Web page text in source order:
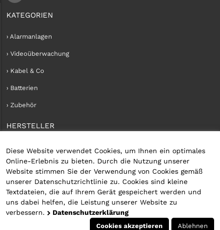
Diese Website verwendet Cookies, um Ihnen ein optimales
Online-Erlebnis zu bieten. Durch die Nutzung unserer
Website stimmen Sie der Verwendung von Cookies gemäß
unserer Datenschutzrichtlinie zu. Cookies sind kleine
Textdateien, die auf Ihrem Gerät gespeichert werden und
uns dabei helfen, die Leistung unserer Website zu
verbessern.
Datenschutzerklärung
Cookies akzeptieren Ablehnen
KATEGORIEN
› Alarmanlagen
› Videoüberwachung
› Kabel & Co
› Batterien
› Zubehör
HERSTELLER
› iConnect
KUNDENKONTO
› Kundenservice
› Kundenkonto erstellen